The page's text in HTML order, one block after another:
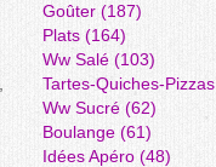
Goûter (187)
Plats (164)
Ww Salé (103)
Tartes-Quiches-Pizzas
Ww Sucré (62)
Boulange (61)
Idées Apéro (48)